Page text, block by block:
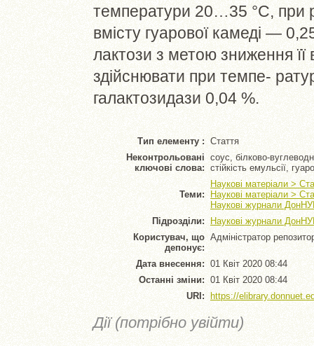
температури 20…35 °С,
вмісту гуарової камеді —
лактози з метою зниження
здійснювати при темпе-
галактозидази 0,04 %.
Тип елементу : Стаття
Неконтрольовані
ключові слова:
соус, білково-
стійкість емульсії,
Теми:
Наукові матеріали >
Наукові матеріали >
Наукові журнали
Підрозділи:
Наукові журнали
Користувач, що
депонує:
Адміністратор
Дата внесення: 01 Квіт 2020 08:44
Останні зміни: 01 Квіт 2020 08:44
URI:
https://
Дії (потрібно увійти)